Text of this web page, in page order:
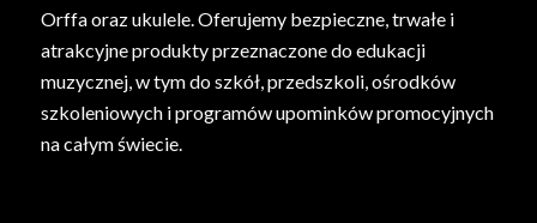
Orffa oraz ukulele. Oferujemy bezpieczne, trwałe i
atrakcyjne produkty przeznaczone do edukacji
muzycznej, w tym do szkół, przedszkoli, ośrodków
szkoleniowych i programów upominków promocyjnych
na całym świecie.